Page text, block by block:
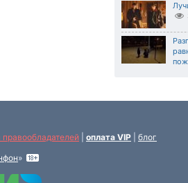
правообладателей оплата VIP
блог
»